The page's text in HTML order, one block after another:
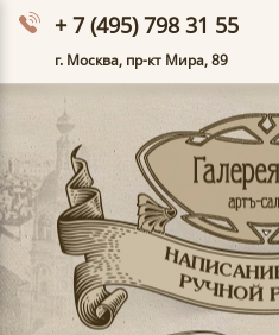
+ 7 (495) 798 31 55
г. Москва, пр-кт Мира, 89